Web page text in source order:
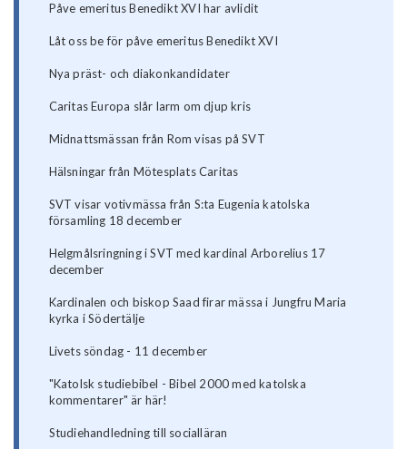
Påve emeritus Benedikt XVI har avlidit
Låt oss be för påve emeritus Benedikt XVI
Nya präst- och diakonkandidater
Caritas Europa slår larm om djup kris
Midnattsmässan från Rom visas på SVT
Hälsningar från Mötesplats Caritas
SVT visar votivmässa från S:ta Eugenia katolska
församling 18 december
Helgmålsringning i SVT med kardinal Arborelius 17
december
Kardinalen och biskop Saad firar mässa i Jungfru Maria
kyrka i Södertälje
Livets söndag - 11 december
"Katolsk studiebibel - Bibel 2000 med katolska
kommentarer" är här!
Studiehandledning till socialläran